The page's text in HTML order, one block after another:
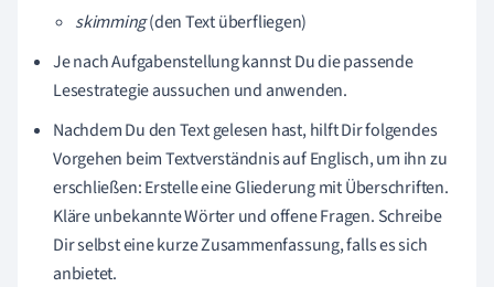
skimming(den Text überfliegen)
Je nach Aufgabenstellung kannst Du die passende
Lesestrategie aussuchen und anwenden.
Nachdem Du den Text gelesen hast, hilft Dir folgendes
Vorgehen beim Textverständnis auf Englisch, um ihn zu
erschließen: Erstelle eine Gliederung mit Überschriften.
Kläre unbekannte Wörter und offene Fragen. Schreibe
Dir selbst eine kurze Zusammenfassung, falls es sich
anbietet.